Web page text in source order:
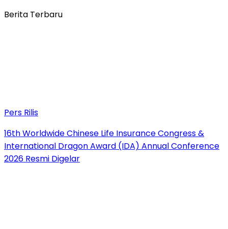
Berita Terbaru
Pers Rilis
16th Worldwide Chinese Life Insurance Congress &
International Dragon Award (IDA) Annual Conference
2026 Resmi Digelar